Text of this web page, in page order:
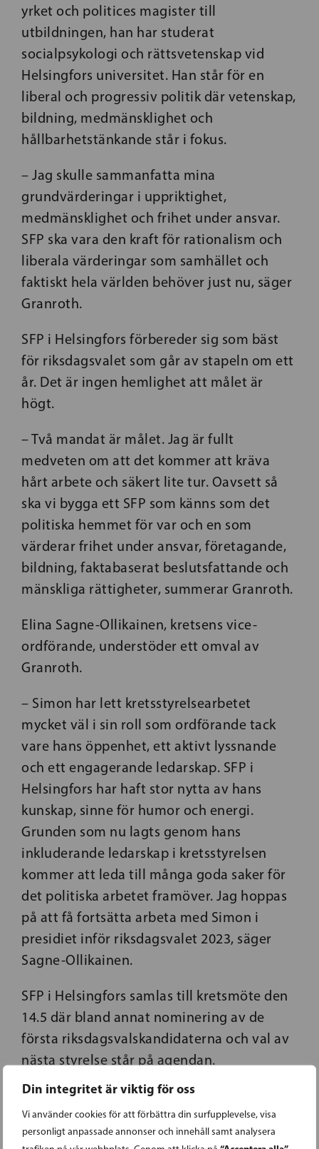
Din integritet är viktig för oss
Vi använder cookies för att förbättra din surfupplevelse, visa
personligt anpassade annonser och innehåll samt analysera
yrket och politices magister till
utbildningen, han har studerat
socialpsykologi och rättsvetenskap vid
Helsingfors universitet. Han står för en
liberal och progressiv politik där vetenskap,
bildning, medmänsklighet och
hållbarhetstänkande står i fokus.
– Jag skulle sammanfatta mina
grundvärderingar i uppriktighet,
medmänsklighet och frihet under ansvar.
SFP ska vara den kraft för rationalism och
liberala värderingar som samhället och
faktiskt hela världen behöver just nu, säger
Granroth.
SFP i Helsingfors förbereder sig som bäst
för riksdagsvalet som går av stapeln om ett
år. Det är ingen hemlighet att målet är
högt.
– Två mandat är målet. Jag är fullt
medveten om att det kommer att kräva
hårt arbete och säkert lite tur. Oavsett så
ska vi bygga ett SFP som känns som det
politiska hemmet för var och en som
värderar frihet under ansvar, företagande,
bildning, faktabaserat beslutsfattande och
mänskliga rättigheter, summerar Granroth.
Elina Sagne-Ollikainen, kretsens vice-
ordförande, understöder ett omval av
Granroth.
– Simon har lett kretsstyrelsearbetet
mycket väl i sin roll som ordförande tack
vare hans öppenhet, ett aktivt lyssnande
och ett engagerande ledarskap. SFP i
Helsingfors har haft stor nytta av hans
kunskap, sinne för humor och energi.
Grunden som nu lagts genom hans
inkluderande ledarskap i kretsstyrelsen
kommer att leda till många goda saker för
det politiska arbetet framöver. Jag hoppas
på att få fortsätta arbeta med Simon i
presidiet inför riksdagsvalet 2023, säger
Sagne-Ollikainen.
SFP i Helsingfors samlas till kretsmöte den
14.5 där bland annat nominering av de
första riksdagsvalskandidaterna och val av
nästa styrelse står på agendan.